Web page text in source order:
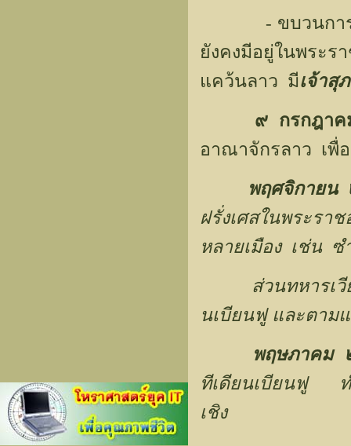
- ขบวนการประ
ยังคงมีอยู่ในพระ
แคว้นลาว มีเจ้าสุ
๙ กรกฎา
อาณาจักรลาว เพื่
พฤศจิกายน
ฝรั่งเศสในพระรา
หลายเมือง เช่น ซ
ส่วนทหารเ
นเบียนฟู และตา
พฤษภาคม
ทีเดียนเบียนฟู ท
เชิง